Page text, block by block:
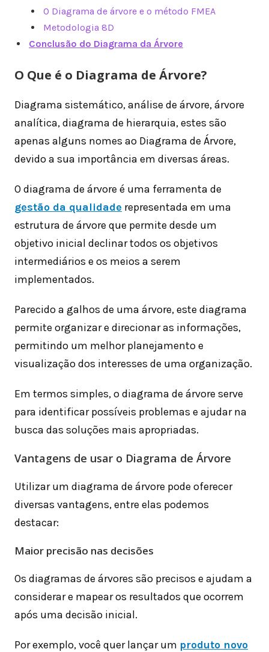
O Diagrama de árvore e o método FMEA
Metodologia 8D
Conclusão do Diagrama da Árvore
O Que é o Diagrama de Árvore?
Diagrama sistemático, análise de árvore, árvore
analítica, diagrama de hierarquia, estes são
apenas alguns nomes ao Diagrama de Árvore,
devido a sua importância em diversas áreas.
O diagrama de árvore é uma ferramenta de
gestão da qualidade representada em uma
estrutura de árvore que permite desde um
objetivo inicial declinar todos os objetivos
intermediários e os meios a serem
implementados.
Parecido a galhos de uma árvore, este diagrama
permite organizar e direcionar as informações,
permitindo um melhor planejamento e
visualização dos interesses de uma organização.
Em termos simples, o diagrama de árvore serve
para identificar possíveis problemas e ajudar na
busca das soluções mais apropriadas.
Vantagens de usar o Diagrama de Árvore
Utilizar um diagrama de árvore pode oferecer
diversas vantagens, entre elas podemos
destacar:
Maior precisão nas decisões
Os diagramas de árvores são precisos e ajudam a
considerar e mapear os resultados que ocorrem
após uma decisão inicial.
Por exemplo, você quer lançar um produto novo